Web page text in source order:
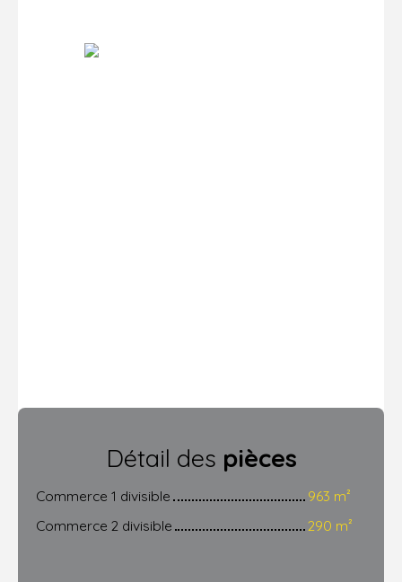
Détail des pièces
Commerce 1 divisible
963 m²
Commerce 2 divisible
290 m²